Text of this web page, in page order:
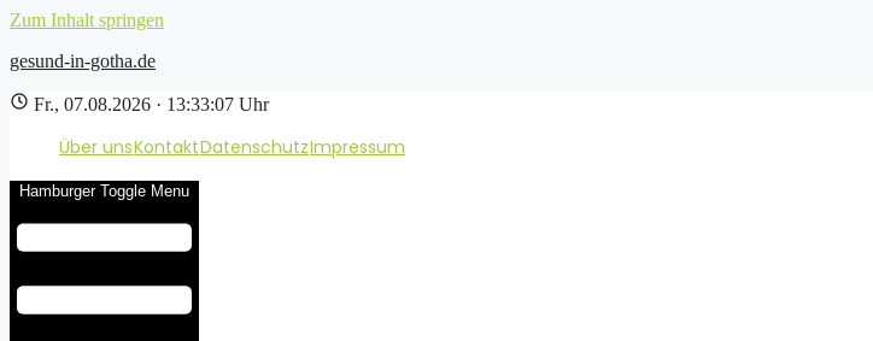
Zum Inhalt springen
gesund-in-gotha.de
Fr., 07.08.2026 · 13:33:08 Uhr
Über unsKontaktDatenschutzImpressum
Hamburger Toggle Menu